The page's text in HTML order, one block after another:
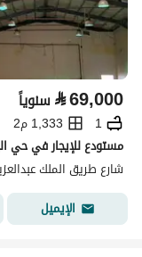
⃁69,000 سنوياً
1
1,333 م2
مستودع للإيجار في حي
شارع طريق الملك
الإيميل